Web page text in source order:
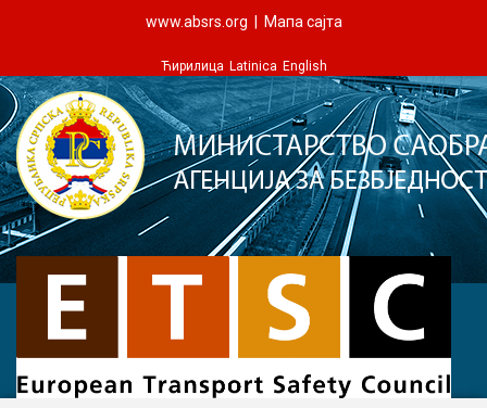
www.absrs.org Мапа сајта
Ћирилица Latinica English